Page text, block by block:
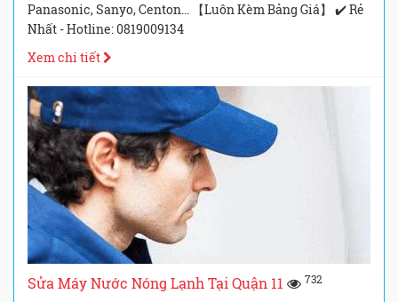
Panasonic, Sanyo, Centon... 【Luôn Kèm Bảng Giá】 ✔️ Rẻ
Nhất - Hotline: 0819009134
Xem chi tiết
Sửa Máy Nước Nóng Lạnh Tại Quận 11 732